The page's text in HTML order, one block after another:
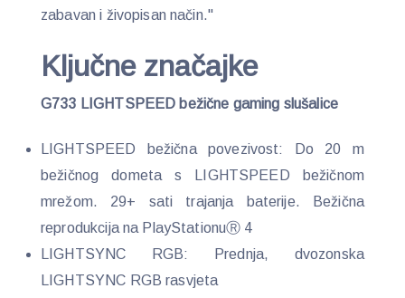
zabavan i živopisan način."
Ključne značajke
G733 LIGHTSPEED bežične gaming slušalice
LIGHTSPEED bežična povezivost: Do 20 m
bežičnog dometa s LIGHTSPEED bežičnom
mrežom. 29+ sati trajanja baterije. Bežična
reprodukcija na PlayStationuⓇ 4
LIGHTSYNC RGB: Prednja, dvozonska
LIGHTSYNC RGB rasvjeta